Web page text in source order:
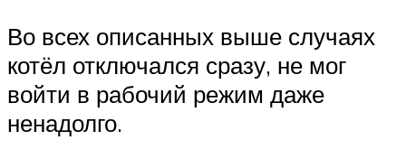
Во всех описанных выше случаях
котёл отключался сразу, не мог
войти в рабочий режим даже
ненадолго.